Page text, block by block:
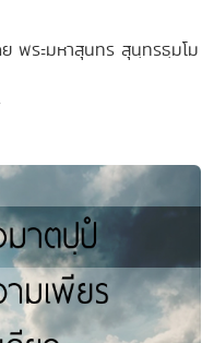
พระมหาสุนทร สุนฺทรธฺมโม